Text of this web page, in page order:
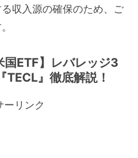
収入源の確保のため、ご
国ETF】レバレッジ3
TECL』徹底解説！
ーリンク